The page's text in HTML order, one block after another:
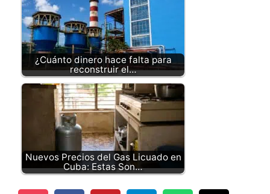
¿Cuánto dinero hace falta para
reconstruir el…
Nuevos Precios del Gas Licuado en
Cuba: Estas Son…